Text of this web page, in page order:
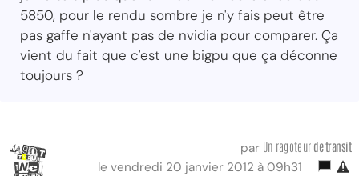
5850, pour le rendu sombre je n'y fais peut être
pas gaffe n'ayant pas de nvidia pour comparer. Ça
vient du fait que c'est une bigpu que ça déconne
toujours ?
par Un ragoteur de transit
le vendredi 20 janvier 2012 à 09h31